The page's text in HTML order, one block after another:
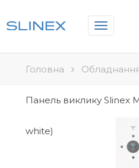
Toggle
navigation
Головна
Панель виклику Slinex
white)